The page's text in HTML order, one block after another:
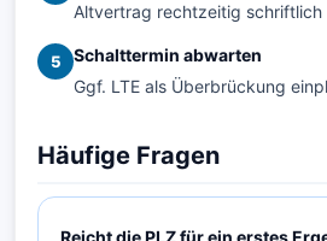
Altvertrag rechtzeitig schriftlich
5
Schalttermin abwarten
Ggf. LTE als Überbrückung
Häufige Fragen
Reicht die PLZ für ein erstes